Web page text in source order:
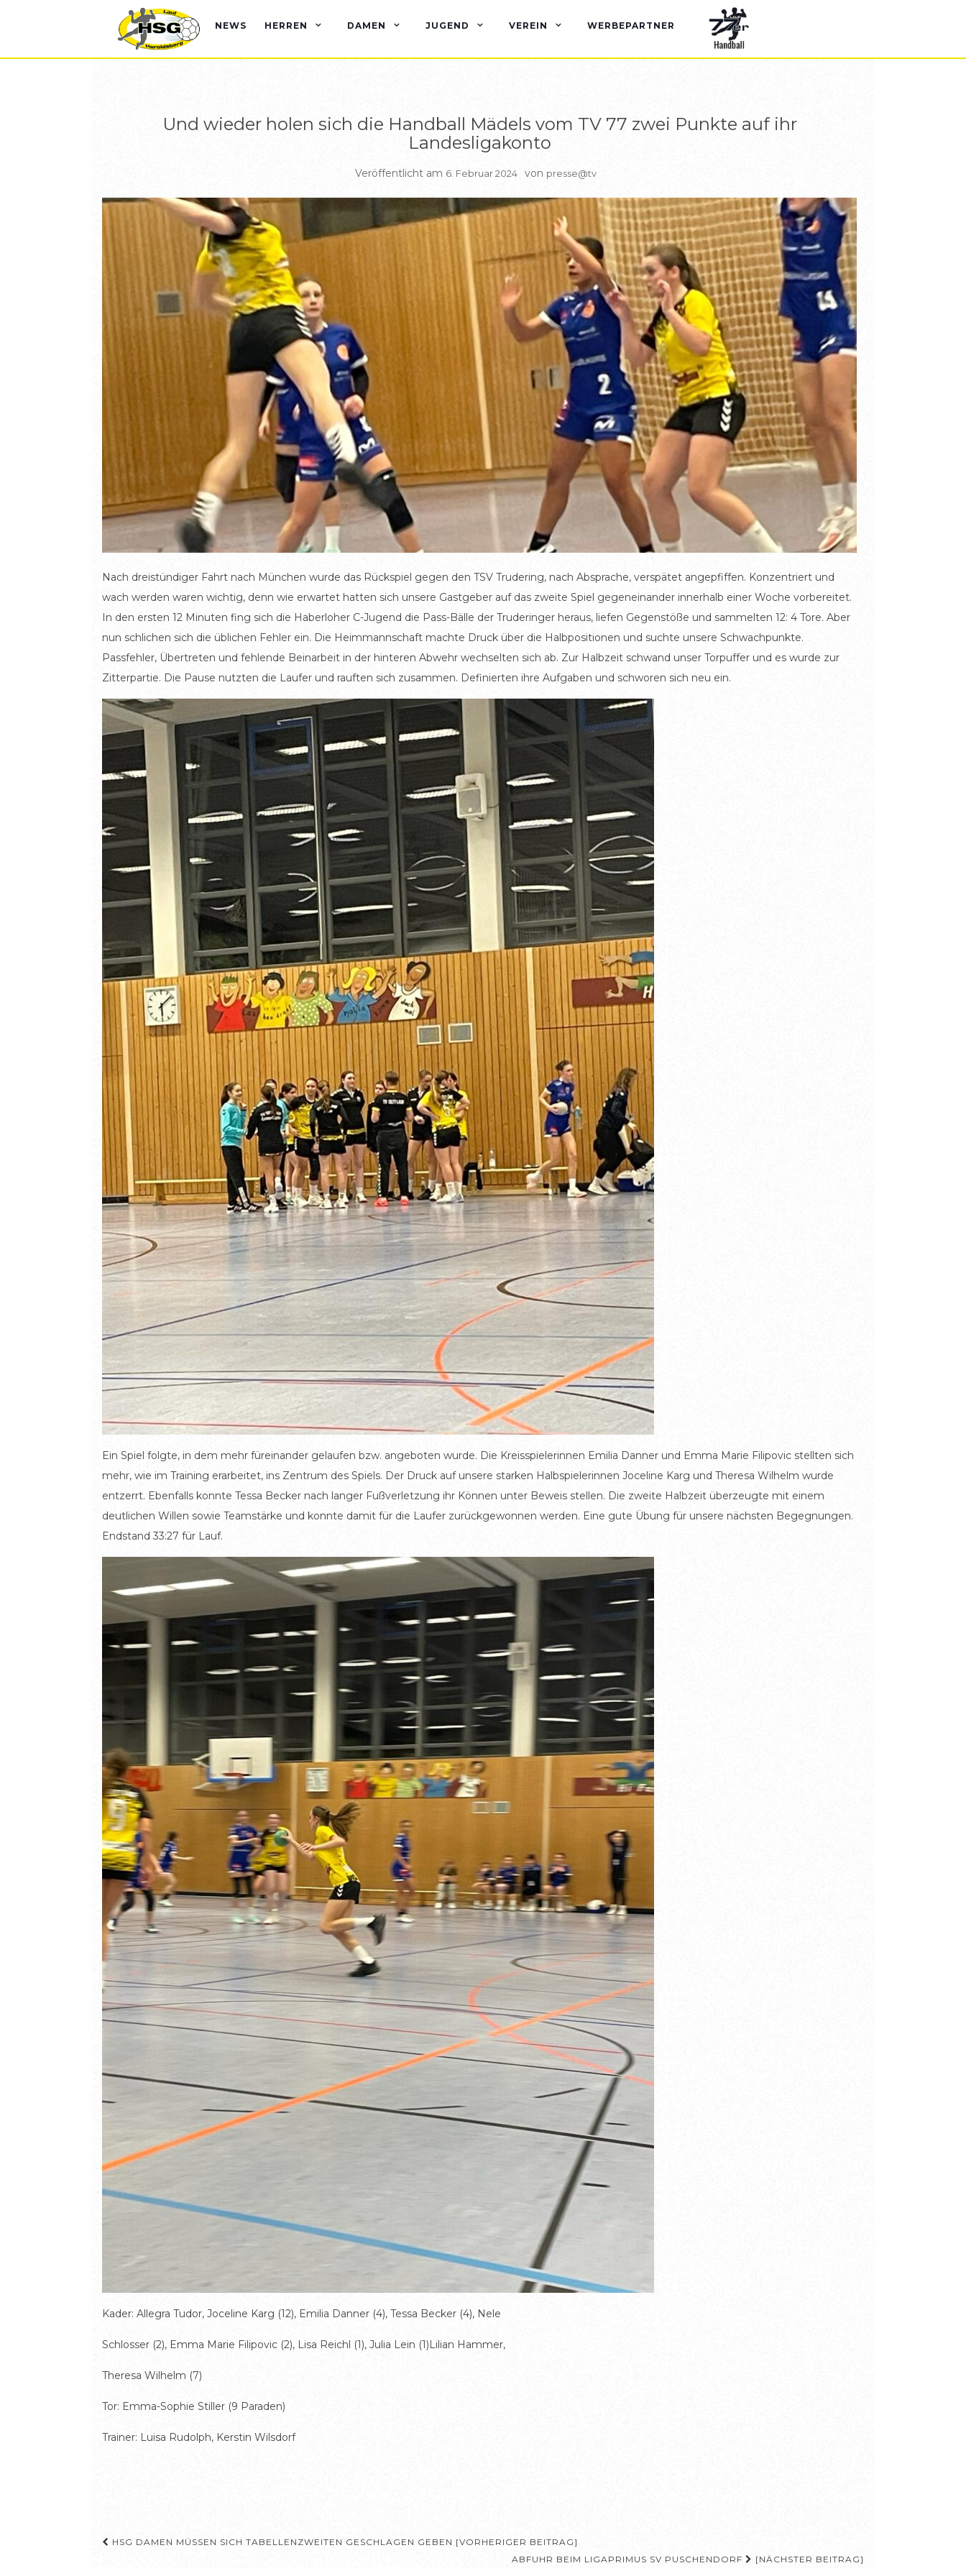
NEWS HERREN DAMEN JUGEND VEREIN WERBEPARTNER
Und wieder holen sich die Handball Mädels vom TV 77 zwei Punkte auf ihr
Landesligakonto
Veröffentlicht am 6. Februar 2024 von presse@tv
Nach dreistündiger Fahrt nach München wurde das Rückspiel gegen den TSV Trudering, nach Absprache, verspätet angepfiffen. Konzentriert und
wach werden waren wichtig, denn wie erwartet hatten sich unsere Gastgeber auf das zweite Spiel gegeneinander innerhalb einer Woche vorbereitet.
In den ersten 12 Minuten fing sich die Haberloher C-Jugend die Pass-Bälle der Truderinger heraus, liefen Gegenstöße und sammelten 12: 4 Tore. Aber
nun schlichen sich die üblichen Fehler ein. Die Heimmannschaft machte Druck über die Halbpositionen und suchte unsere Schwachpunkte.
Passfehler, Übertreten und fehlende Beinarbeit in der hinteren Abwehr wechselten sich ab. Zur Halbzeit schwand unser Torpuffer und es wurde zur
Zitterpartie. Die Pause nutzten die Laufer und rauften sich zusammen. Definierten ihre Aufgaben und schworen sich neu ein.
Ein Spiel folgte, in dem mehr füreinander gelaufen bzw. angeboten wurde. Die Kreisspielerinnen Emilia Danner und Emma Marie Filipovic stellten sich
mehr, wie im Training erarbeitet, ins Zentrum des Spiels. Der Druck auf unsere starken Halbspielerinnen Joceline Karg und Theresa Wilhelm wurde
entzerrt. Ebenfalls konnte Tessa Becker nach langer Fußverletzung ihr Können unter Beweis stellen. Die zweite Halbzeit überzeugte mit einem
deutlichen Willen sowie Teamstärke und konnte damit für die Laufer zurückgewonnen werden. Eine gute Übung für unsere nächsten Begegnungen.
Endstand 33:27 für Lauf.
Kader: Allegra Tudor, Joceline Karg (12), Emilia Danner (4), Tessa Becker (4), Nele
Schlosser (2), Emma Marie Filipovic (2), Lisa Reichl (1), Julia Lein (1)Lilian Hammer,
Theresa Wilhelm (7)
Tor: Emma-Sophie Stiller (9 Paraden)
Trainer: Luisa Rudolph, Kerstin Wilsdorf
Beitragsnavigation
HSG DAMEN MÜSSEN SICH TABELLENZWEITEN GESCHLAGEN GEBEN [VORHERIGER BEITRAG]
ABFUHR BEIM LIGAPRIMUS SV PUSCHENDORF
[NÄCHSTER BEITRAG]